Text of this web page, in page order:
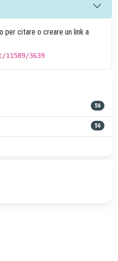
per citare o creare un link a
3639
56
56